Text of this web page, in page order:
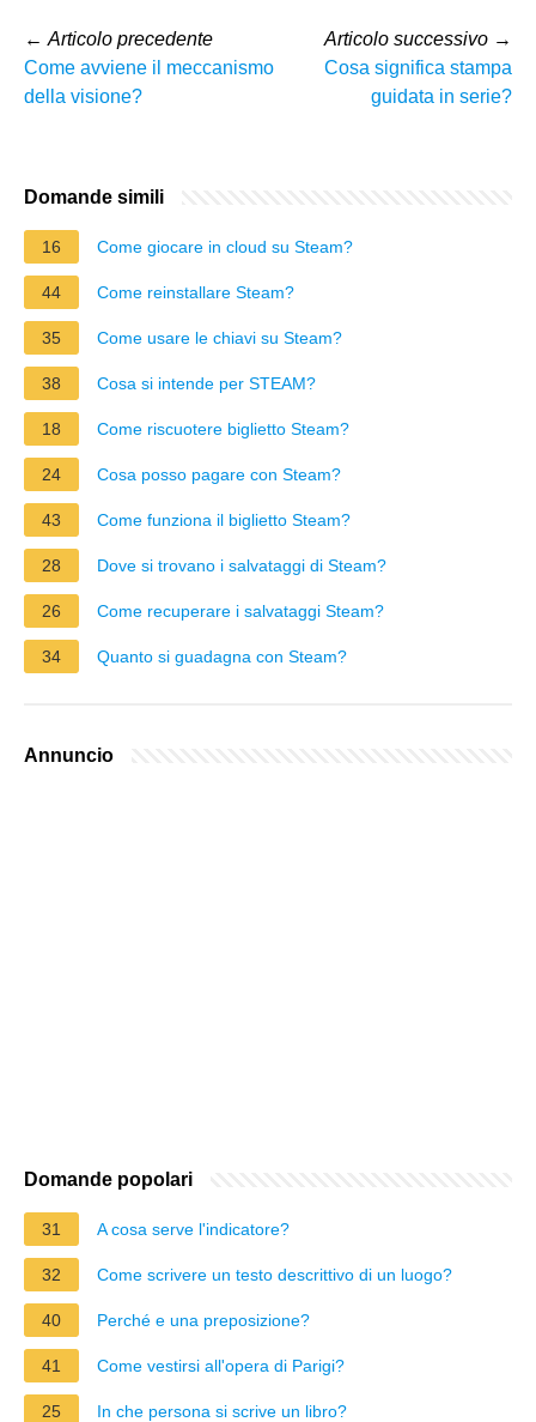
← Articolo precedente
Come avviene il meccanismo
della visione?
Articolo successivo →
Cosa significa stampa
guidata in serie?
Domande simili
16 Come giocare in cloud su Steam?
44 Come reinstallare Steam?
35 Come usare le chiavi su Steam?
38 Cosa si intende per STEAM?
18 Come riscuotere biglietto Steam?
24 Cosa posso pagare con Steam?
43 Come funziona il biglietto Steam?
28 Dove si trovano i salvataggi di Steam?
26 Come recuperare i salvataggi Steam?
34 Quanto si guadagna con Steam?
Annuncio
Domande popolari
31 A cosa serve l'indicatore?
32 Come scrivere un testo descrittivo di un luogo?
40 Perché e una preposizione?
41 Come vestirsi all'opera di Parigi?
25 In che persona si scrive un libro?